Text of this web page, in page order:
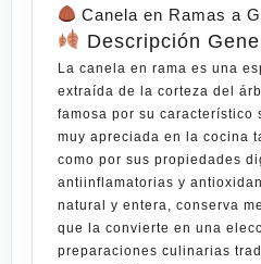
Canela en Ramas a
Descripción
La canela en rama es una
extraída de la corteza del
famosa por su característico
muy apreciada en la cocina
como por sus propiedades
antiinflamatorias y
natural y entera, conserva
que la convierte en una
preparaciones culinarias